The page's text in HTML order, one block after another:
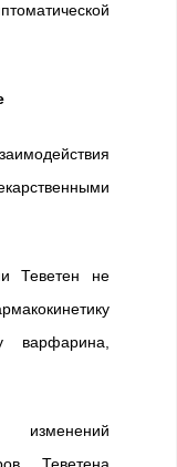
Теветен не
варфарина,